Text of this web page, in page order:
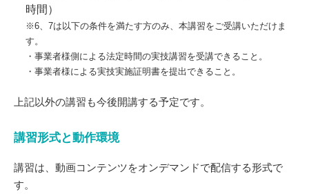
時間）
※6、7は以下の条件を満たす方のみ、本講習をご受講いただけま
す。
・事業者様側による法定時間の実技講習を受講できること。
・事業者様による実技実施証明書を提出できること。
上記以外の講習も今後開講する予定です。
講習形式と動作環境
講習は、動画コンテンツをオンデマンドで配信する形式で
す。